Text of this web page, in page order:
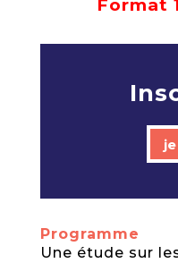
Format
Programme
Une étude sur